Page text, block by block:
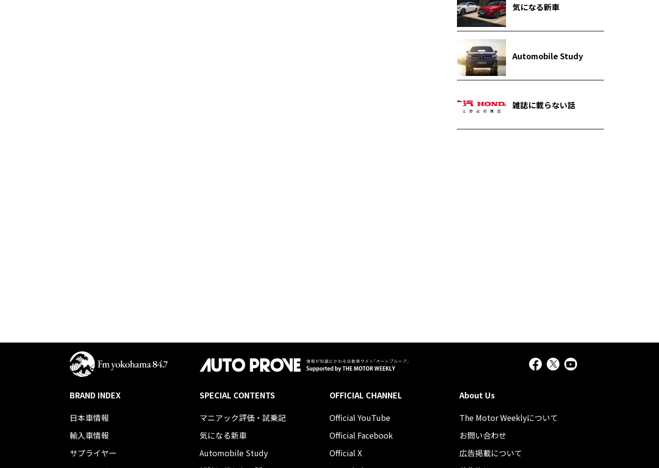
気になる新車
Automobile Study
雑誌に載らない話
BRAND INDEX
日本車情報​
輸入車情報
サプライヤー
SPECIAL CONTENTS
マニアック評価・試乗記
気になる新車
Automobile Study
OFFICIAL CHANNEL
Official YouTube
Official Facebook
Official X
About Us
The Motor Weeklyについて
お問い合わせ
広告掲載について